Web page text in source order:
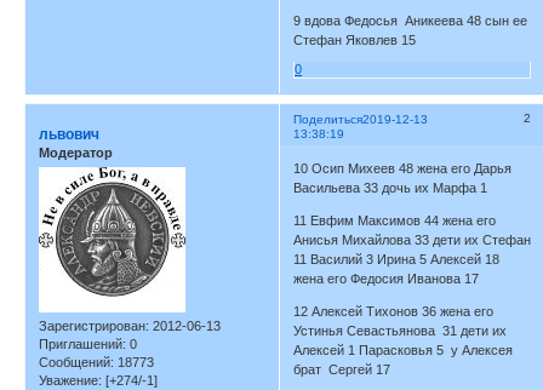
9 вдова Федосья Аникеева 48 сын ее
Стефан Яковлев 15
0
Поделиться 2
2019-12-13
13:38:19
львович
Модератор
Зарегистрирован: 2012-06-13
Приглашений: 0
Сообщений: 18773
Уважение: [+274/-1]
10 Осип Михеев 48 жена его Дарья
Васильева 33 дочь их Марфа 1
11 Евфим Максимов 44 жена его
Анисья Михайлова 33 дети их Стефан
11 Василий 3 Ирина 5 Алексей 18
жена его Федосия Иванова 17
12 Алексей Тихонов 36 жена его
Устинья Севастьянова 31 дети их
Алексей 1 Парасковья 5 у Алексея
брат Сергей 17